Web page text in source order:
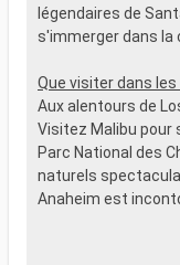
légendaires de
s'immerger dans la
Que visiter dans les
Aux alentours de
Visitez Malibu pour
Parc National des
naturels
Anaheim est